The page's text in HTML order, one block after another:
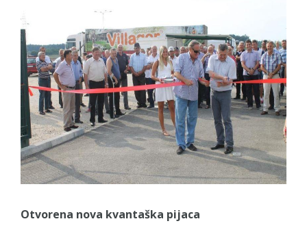
Otvorena nova kvantaška pijaca